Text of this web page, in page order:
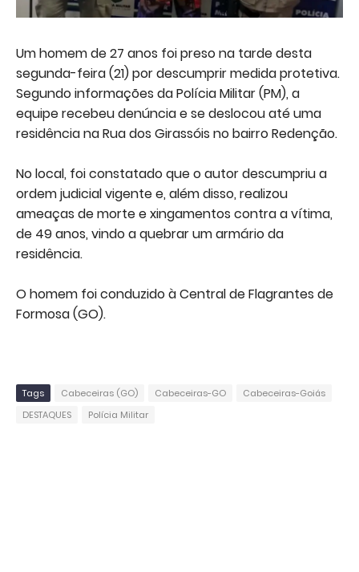
Um homem de 27 anos foi preso na tarde desta
segunda-feira (21) por descumprir medida protetiva.
Segundo informações da Polícia Militar (PM), a
equipe recebeu denúncia e se deslocou até uma
residência na Rua dos Girassóis no bairro Redenção.
No local, foi constatado que o autor descumpriu a
ordem judicial vigente e, além disso, realizou
ameaças de morte e xingamentos contra a vítima,
de 49 anos, vindo a quebrar um armário da
residência.
O homem foi conduzido à Central de Flagrantes de
Formosa (GO).
Tags Cabeceiras (GO) Cabeceiras-GO
Cabeceiras-Goiás
DESTAQUES
Polícia Militar